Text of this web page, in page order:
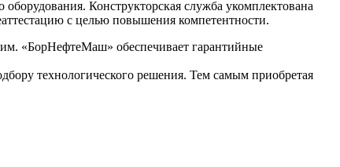
Конструкторская служба укомплектована
с целью повышения компетентности.
«БорНефтеМаш» обеспечивает гарантийные
технологического решения. Тем самым приобретая